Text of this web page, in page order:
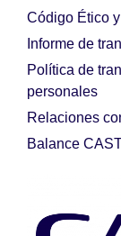
Código Ético
Informe de
Política de
personales
Relaciones
Balance